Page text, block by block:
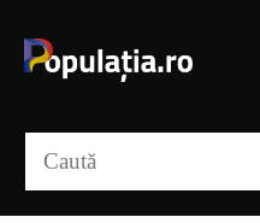
conținut